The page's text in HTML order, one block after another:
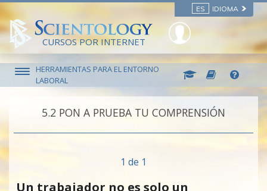
ES IDIOMA
CURSOS POR INTERNET
HERRAMIENTAS PARA EL ENTORNO
LABORAL
5.‎2 PON A PRUEBA TU COMPRENSIÓN
1 de 1
Un trabajador no es solo un